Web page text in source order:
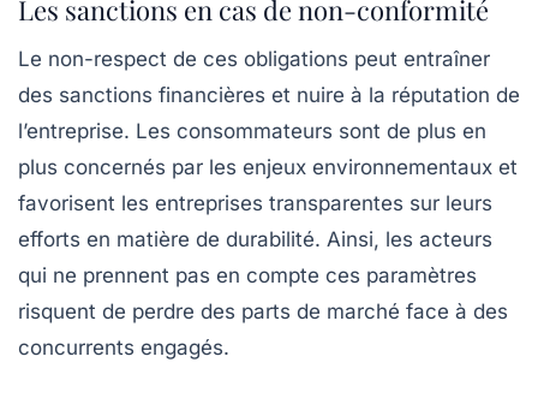
Les sanctions en cas de non-conformité
Le non-respect de ces obligations peut entraîner
des sanctions financières et nuire à la réputation de
l’entreprise. Les consommateurs sont de plus en
plus concernés par les enjeux environnementaux et
favorisent les entreprises transparentes sur leurs
efforts en matière de durabilité. Ainsi, les acteurs
qui ne prennent pas en compte ces paramètres
risquent de perdre des parts de marché face à des
concurrents engagés.